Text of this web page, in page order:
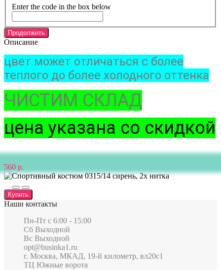
Enter the code in the box below
Продолжить
Описание
цвет может отличаться с более
теплого до более холодного оттенка
ЧИСТИМ СКЛАД
цена указана со скидкой
560 р.
Купить
Наши контакты
Пн-Пт c 6:00 - 15:00
Сб Выходной
Вс Выходной
opt@businka1.ru
г. Москва, МКАД, 19-й километр, вл20с1
ТЦ Южные ворота